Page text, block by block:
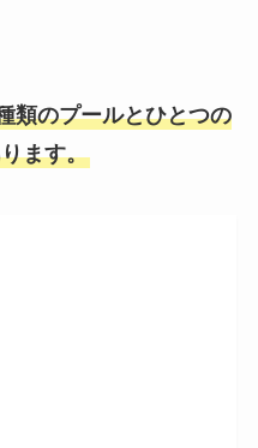
類のプールとひとつの
ます。